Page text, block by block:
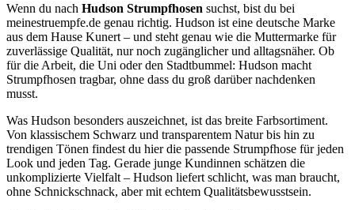
Wenn du nach Hudson Strumpfhosen suchst, bist du bei
meinestruempfe.de genau richtig. Hudson ist eine deutsche Marke
aus dem Hause Kunert – und steht genau wie die Muttermarke für
zuverlässige Qualität, nur noch zugänglicher und alltagsnäher. Ob
für die Arbeit, die Uni oder den Stadtbummel: Hudson macht
Strumpfhosen tragbar, ohne dass du groß darüber nachdenken
musst.
Was Hudson besonders auszeichnet, ist das breite Farbsortiment.
Von klassischem Schwarz und transparentem Natur bis hin zu
trendigen Tönen findest du hier die passende Strumpfhose für jeden
Look und jeden Tag. Gerade junge Kundinnen schätzen die
unkomplizierte Vielfalt – Hudson liefert schlicht, was man braucht,
ohne Schnickschnack, aber mit echtem Qualitätsbewusstsein.